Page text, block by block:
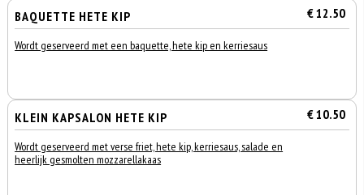
BAQUETTE HETE KIP € 12.50
Wordt geserveerd met een baquette, hete kip en kerriesaus
KLEIN KAPSALON HETE KIP € 10.50
Wordt geserveerd met verse friet, hete kip, kerriesaus, salade en
heerlijk gesmolten mozzarellakaas